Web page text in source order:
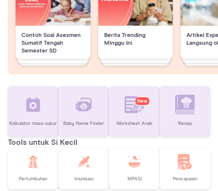
Contoh Soal Asesmen
Sumatif Tengah
Semester SD
Berita Trending
Minggu Ini
Artikel
Langsung
Kalkulator masa subur Baby Name Finder
New
Worksheet Anak Resep
Tools untuk Si Kecil
Pertumbuhan Imunisasi MPASI Pencapaian